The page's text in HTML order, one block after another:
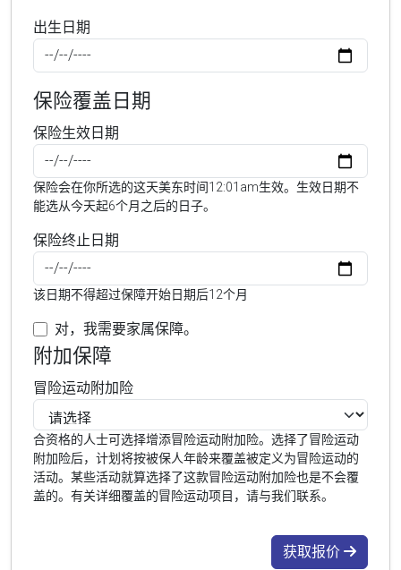
出生日期
保险覆盖日期
保险生效日期
保险会在你所选的这天美东时间12:01am生效。生效日期不
能选从今天起6个月之后的日子。
保险终止日期
该日期不得超过保障开始日期后12个月
对，我需要家属保障。
附加保障
冒险运动附加险
合资格的人士可选择增添冒险运动附加险。选择了冒险运动
附加险后，计划将按被保人年龄来覆盖被定义为冒险运动的
活动。某些活动就算选择了这款冒险运动附加险也是不会覆
盖的。有关详细覆盖的冒险运动项目，请与我们联系。
获取报价